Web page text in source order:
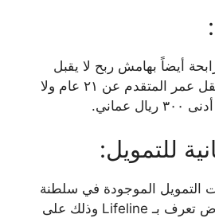
أيضاً بهامش ربح لا يقبل
المنافسة، بشرط ألا يقل عمر المتقدم عن ٢١ عام ولا
للتمويل:
التمويل الموجودة في سلطنة
عمان، حيث توفر قروض تعرف بـ Lifeline وذلك على